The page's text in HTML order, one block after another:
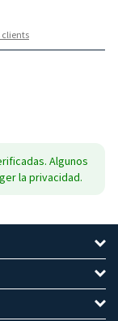
clients
Algunos
la privacidad.